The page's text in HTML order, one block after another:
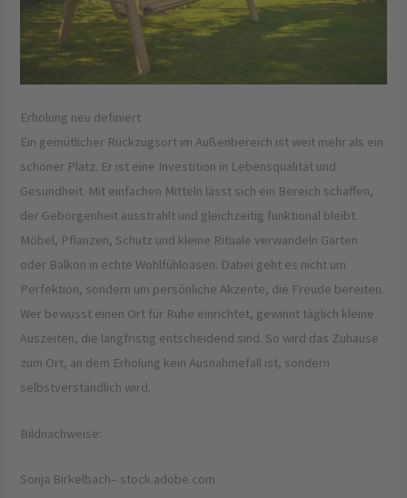
Erholung neu definiert
Ein gemütlicher Rückzugsort im Außenbereich ist weit mehr als ein
schöner Platz. Er ist eine Investition in Lebensqualität und
Gesundheit. Mit einfachen Mitteln lässt sich ein Bereich schaffen,
der Geborgenheit ausstrahlt und gleichzeitig funktional bleibt.
Möbel, Pflanzen, Schutz und kleine Rituale verwandeln Garten
oder Balkon in echte Wohlfühloasen. Dabei geht es nicht um
Perfektion, sondern um persönliche Akzente, die Freude bereiten.
Wer bewusst einen Ort für Ruhe einrichtet, gewinnt täglich kleine
Auszeiten, die langfristig entscheidend sind. So wird das Zuhause
zum Ort, an dem Erholung kein Ausnahmefall ist, sondern
selbstverständlich wird.
Bildnachweise:
Sonja Birkelbach– stock.adobe.com